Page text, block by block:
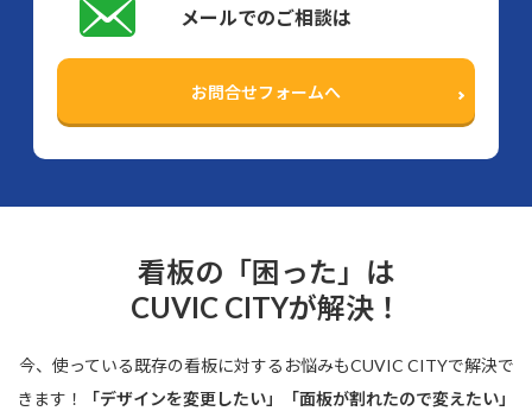
メールでのご相談は
お問合せフォームへ
看板の「困った」は
CUVIC CITYが解決！
今、使っている既存の看板に対するお悩みもCUVIC CITYで解決で
きます！
「デザインを変更したい」「面板が割れたので変えたい」